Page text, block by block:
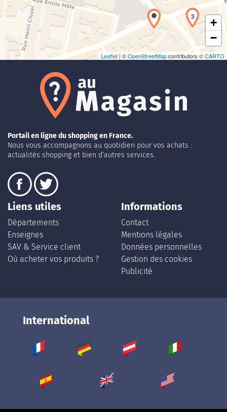
3
+
−
Leaflet | ©OpenStreetMapcontributors ©CARTO
Portail en ligne du shopping en France.
Nous vous accompagnons au quotidien pour vos achats :
actualités shopping et bien d’autres services.
Liens utiles
Départements
Enseignes
SAV & Service client
Où acheter vos produits ?
Informations
Contact
Mentions légales
Données personnelles
Gestion des cookies
Publicité
International